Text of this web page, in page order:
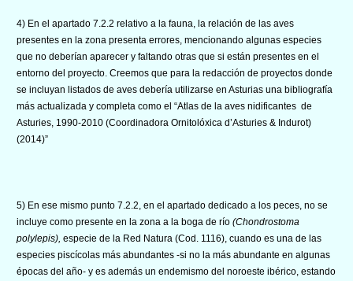
4) En el apartado 7.2.2 relativo a la fauna, la relación de las aves
presentes en la zona presenta errores, mencionando algunas especies
que no deberían aparecer y faltando otras que si están presentes en el
entorno del proyecto. Creemos que para la redacción de proyectos donde
se incluyan listados de aves debería utilizarse en Asturias una bibliografía
más actualizada y completa como el “Atlas de la aves nidificantes de
Asturies, 1990-2010 (Coordinadora Ornitolóxica d’Asturies & Indurot)
(2014)”
5) En ese mismo punto 7.2.2, en el apartado dedicado a los peces, no se
incluye como presente en la zona a la boga de río (Chondrostoma
polylepis), especie de la Red Natura (Cod. 1116), cuando es una de las
especies piscícolas más abundantes -si no la más abundante en algunas
épocas del año- y es además un endemismo del noroeste ibérico, estando